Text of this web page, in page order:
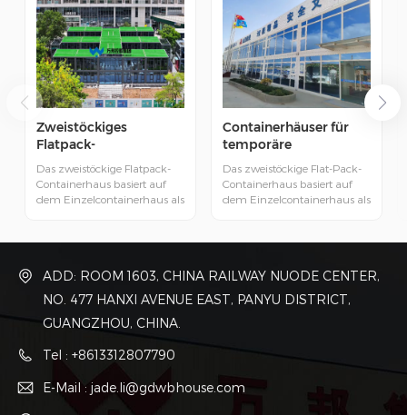
Zweistöckiges
Flatpack-
Containerhaus aus
China
Das zweistöckige Flatpack-
Containerhaus basiert auf
dem Einzelcontainerhaus als
Profilstahlschweißung und
die verschiedenen Einheiten
werden durch Bolzen
verbunden.
Containerhäuser für
temporäre
Bürogebäude
Das zweistöckige Flat-Pack-
Containerhaus basiert auf
dem Einzelcontainerhaus als
spezielle
Bolzenverbindung gebaut,
die verschiedenen Einheiten
werden durch Bolzen
ADD: ROOM 1603, CHINA RAILWAY NUODE CENTER,
NO. 477 HANXI AVENUE EAST, PANYU DISTRICT,
GUANGZHOU, CHINA.
Tel : +8613312807790
E-Mail : jade.li@gdwbhouse.com